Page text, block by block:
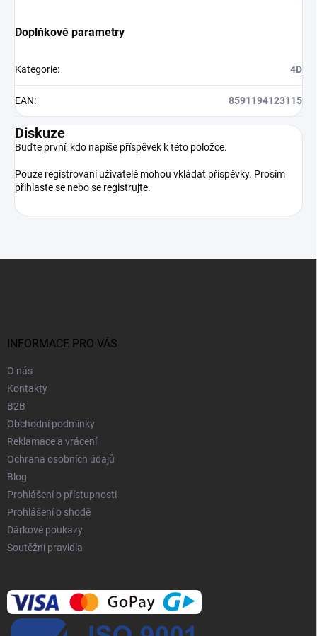
Doplňkové parametry
Kategorie: 4D
EAN: 8591194123115
Diskuze
Buďte první, kdo napíše příspěvek k této položce.
Pouze registrovaní uživatelé mohou vkládat příspěvky. Prosím
přihlaste se nebo se registrujte.
INFORMACE PRO VÁS
O nás
Kontakty
B2B
Obchodní podmínky
Reklamace a vrácení
Ochrana osobních údajů
Blog
Prohlášení o přístupnosti
Prohlášení o shodě
Dárkové poukazy
Soutěžní pravidla